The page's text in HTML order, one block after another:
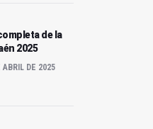
de la
2025
ABRIL DE 2025